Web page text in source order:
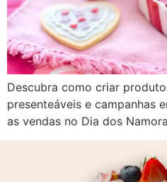
Descubra como criar
presenteáveis e campanhas
as vendas no Dia dos